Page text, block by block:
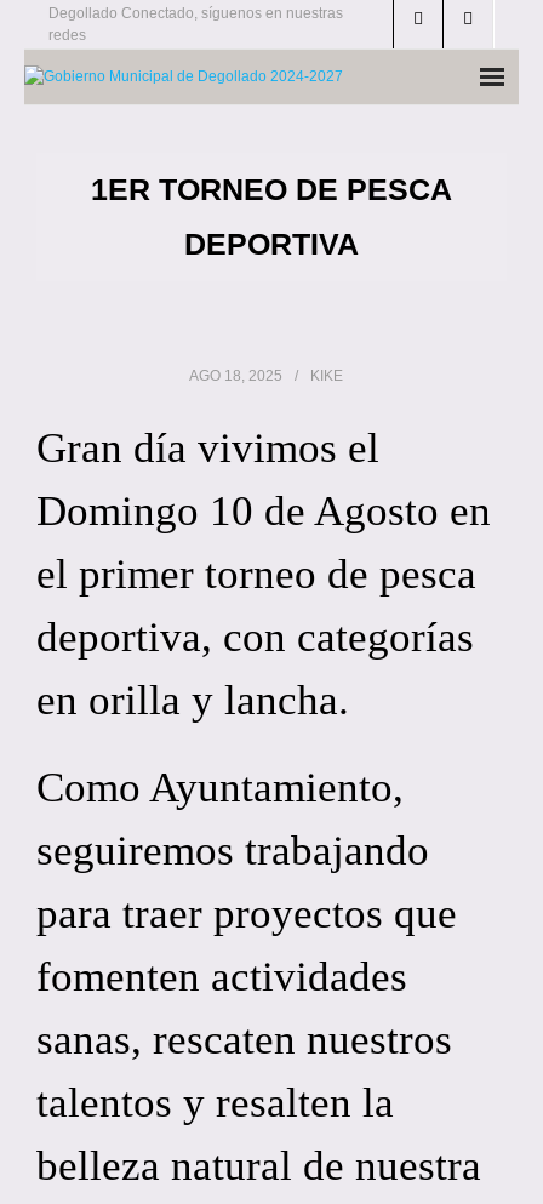
Skip
content
Degollado Conectado, síguenos en nuestras
redes
1ER TORNEO DE PESCA
DEPORTIVA
AGO 18, 2025 KIKE
Gran día vivimos el
Domingo 10 de Agosto en
el primer torneo de pesca
deportiva, con categorías
en orilla y lancha.
Como Ayuntamiento,
seguiremos trabajando
para traer proyectos que
fomenten actividades
sanas, rescaten nuestros
talentos y resalten la
belleza natural de nuestra